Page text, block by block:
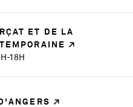
ET DE LA
18H